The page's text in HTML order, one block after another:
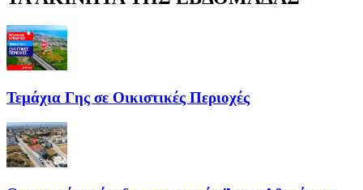
Τεμάχια Γης σε Οικιστικές Περιοχές